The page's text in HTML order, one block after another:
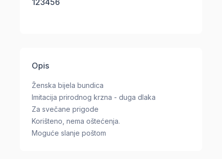
Opis
Ženska bijela bundica
Imitacija prirodnog krzna - duga dlaka
Za svečane prigode
Korišteno, nema oštećenja.
Moguće slanje poštom